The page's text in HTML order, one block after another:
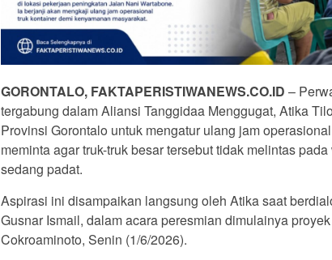
GORONTALO, FAKTAPERISTIWANEWS.CO.ID –
tergabung dalam Aliansi Tanggidaa Menggugat, Atika
Provinsi Gorontalo untuk mengatur ulang jam
meminta agar truk-truk besar tersebut tidak melintas
sedang padat.
Aspirasi ini disampaikan langsung oleh Atika saat
Gusnar Ismail, dalam acara peresmian dimulainya
Cokroaminoto, Senin (1/6/2026).